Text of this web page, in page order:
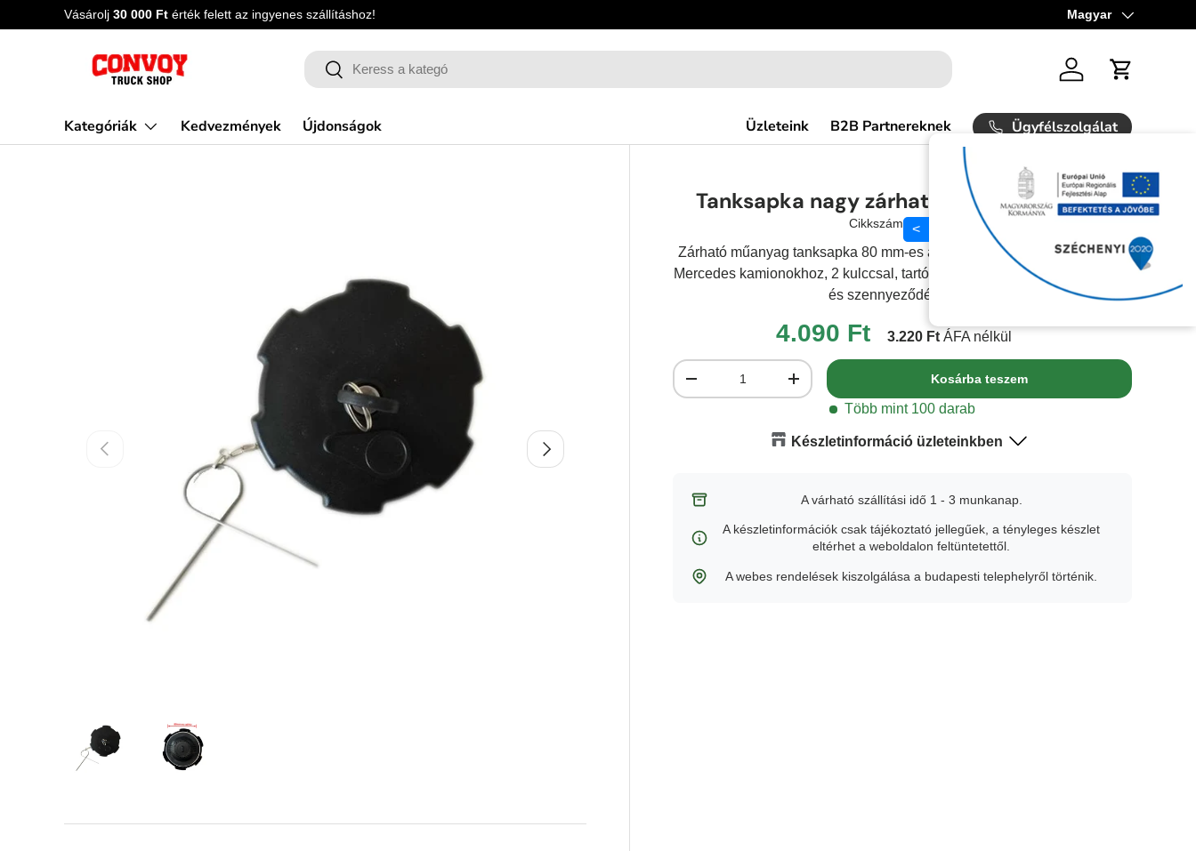
Ugrás a tartalomra
Vásárolj 30 000 Ft érték felett az ingyenes szállításhoz! Nyelv
Magyar
Keresés
Keres
Bejelentkezés
Kosár
Kategóriák Kedvezmények Újdonságok Üzleteink B2B Partnereknek Ügyfélszolgálat
Előző Következő
Tanksapka nagy zárható műanyag 80-as
Cikkszám: 5456EH
Zárható műanyag tanksapka 80 mm-es átmérővel MAN, Volvo, Iveco és
Mercedes kamionokhoz, 2 kulccsal, tartós kivitelben az üzemanyaglopás
és szennyeződés ellen.
4.090 Ft 3.220 Ft ÁFA nélkül
Mennyiség
+ Kosárba teszem
Több mint 100 darab
Készletinformáció üzleteinkben
Győr-Készleten (7 db)
Debrecen-Utolsó darabok (3 db)
A várható szállítási idő 1 - 3 munkanap.
A készletinformációk csak tájékoztató jellegűek, a tényleges készlet
eltérhet a weboldalon feltüntetettől.
A webes rendelések kiszolgálása a budapesti telephelyről történik.
<